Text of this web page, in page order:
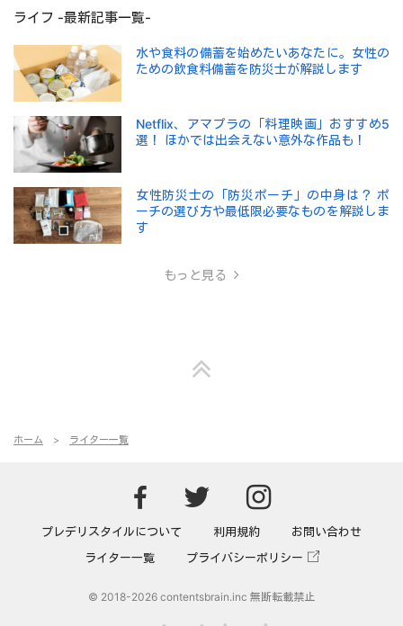
ライフ -最新記事一覧-
水や食料の備蓄を始めたいあなたに。女性の
ための飲食料備蓄を防災士が解説します
Netflix、アマプラの「料理映画」おすすめ5
選！ ほかでは出会えない意外な作品も！
女性防災士の「防災ポーチ」の中身は？ ポ
ーチの選び方や最低限必要なものを解説しま
す
もっと見る
ホーム ライター一覧
Predeli style[プレデリ
Predeli style[
Predeli
プレデリスタイルについて 利用規約
お問い合わせ
ライター一覧
プライバシーポリシー
© 2018-2026 contentsbrain.inc 無断転載禁止